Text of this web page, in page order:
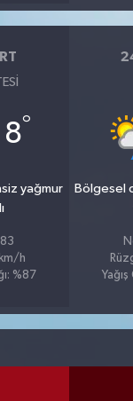
8°
yağmur
h
%87
Bölgesel
Yağış